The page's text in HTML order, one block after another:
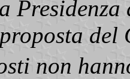
del
non